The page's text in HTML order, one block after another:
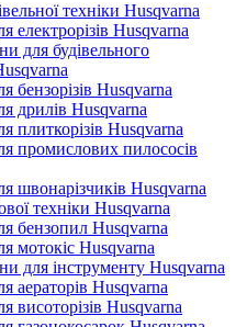
техніки Husqvarna
електрорізів Husqvarna
для будівельного
бензорізів Husqvarna
дрилів Husqvarna
плиткорізів Husqvarna
промислових пилососів
швонарізчиків Husqvarna
техніки Husqvarna
бензопил Husqvarna
мотокіс Husqvarna
для інструменту Husqvarna
аераторів Husqvarna
висоторізів Husqvarna